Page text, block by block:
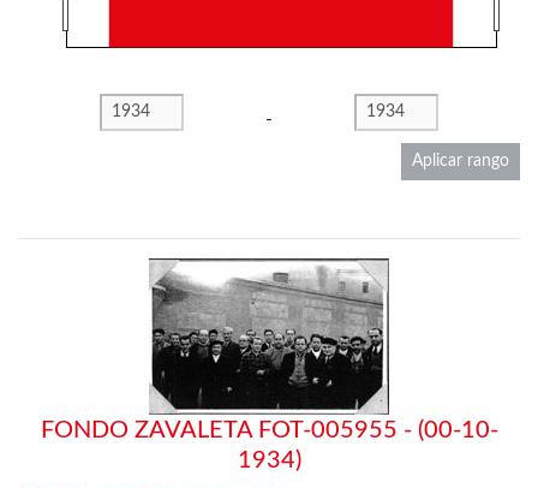
-
Aplicar rango
FONDO ZAVALETA FOT-005955 - (00-10-
1934)